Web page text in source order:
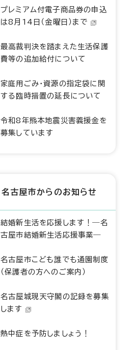
プレミアム付電子商品券の申込
は8月14日（金曜日）まで
最高裁判決を踏まえた生活保護
費等の追加給付について
家庭用ごみ・資源の指定袋に関
する臨時措置の延長について
令和8年熊本地震災害義援金を
募集しています
名古屋市からのお知らせ
結婚新生活を応援します！―名
古屋市結婚新生活応援事業―
名古屋市こども誰でも通園制度
（保護者の方へのご案内）
名古屋城現天守閣の記録を募集
します
熱中症を予防しましょう！